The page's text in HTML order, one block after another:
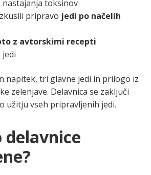
nastajanja toksinov
pripravo jedi po načelih
z avtorskimi recepti
jedi
napitek, tri glavne jedi in prilogo iz
zelenjave. Delavnica se zaključi
užitju vseh pripravljenih jedi.
delavnice